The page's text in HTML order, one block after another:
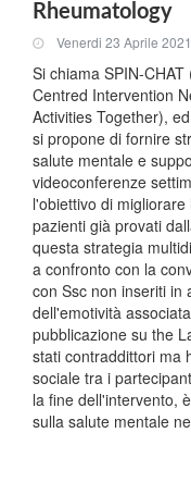
Rheumatology
Venerdi 23 Aprile 2021
Si chiama SPIN-
Centred Intervention
Activities Together),
si propone di fornire
salute mentale e
videoconferenze
l'obiettivo di
pazienti già provati
questa strategia
a confronto con la
con Ssc non inseriti in
dell'emotività
pubblicazione su the
stati contraddittori ma
sociale tra i
la fine dell'intervento,
sulla salute mentale